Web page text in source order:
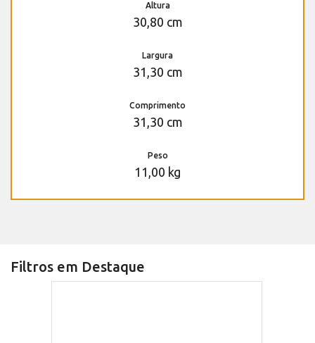
Altura
30,80 cm
Largura
31,30 cm
Comprimento
31,30 cm
Peso
11,00 kg
Filtros em Destaque